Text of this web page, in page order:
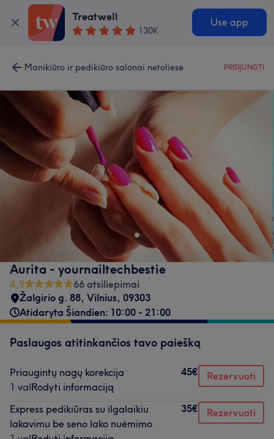
Treatwell
130K
Use app
Manikiūro ir pedikiūro salonai netoliese PRISIJUNGTI
Aurita - yournailtechbestie
4,9
66 atsiliepimai
Žalgirio g. 88, Vilnius, 09303
Atidaryta Šiandien: 10:00 - 21:00
Paslaugos atitinkančios tavo paiešką
Priaugintų nagų korekcija
1 valRodyti informaciją
45€ Rezervuoti
Express pedikiūras su ilgalaikiu
lakavimu be seno lako nuėmimo
35€ Rezervuoti